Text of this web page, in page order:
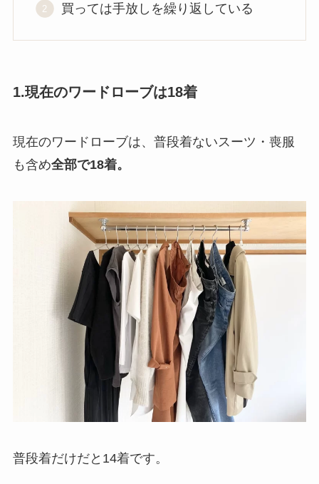
買っては手放しを繰り返している
1.現在のワードローブは18着
現在のワードローブは、普段着ないスーツ・喪服
も含め全部で18着。
普段着だけだと14着です。